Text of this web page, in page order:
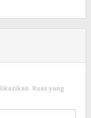
Ruas yang